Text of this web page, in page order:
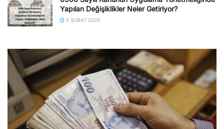
Yapılan Değişiklikler Neler Getiriyor?
5 ŞUBAT 2026